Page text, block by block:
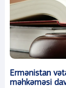
Ermənistan
məhkəməsi